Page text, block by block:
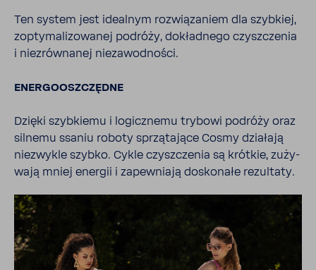
Ten system jest idealnym rozwią­za­niem dla szyb­kiej,
zopty­ma­li­zo­wanej podróży, dokład­nego czysz­czenia
i niezrów­nanej nieza­wod­ności.
ENER­GO­OSZ­CZĘDNE
Dzięki szyb­kiemu i logicz­nemu trybowi podróży oraz
silnemu ssaniu roboty sprzą­ta­jące Cosmy dzia­łają
niezwykle szybko. Cykle czysz­czenia są krótkie, zuży­
wają mniej energii i zapew­niają dosko­nałe rezul­taty.